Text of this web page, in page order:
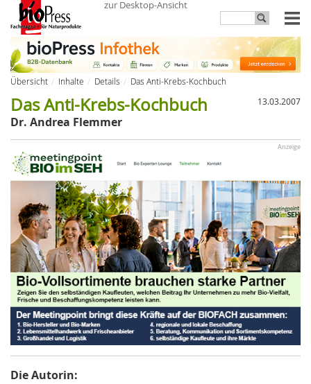
zur Desktop-Ansicht
Übersicht Inhalte Details
Das Anti-Krebs-Kochbuch
13.03.2007
Das Anti-Krebs-Kochbuch
Dr. Andrea Flemmer
Anzeige
Die Autorin: